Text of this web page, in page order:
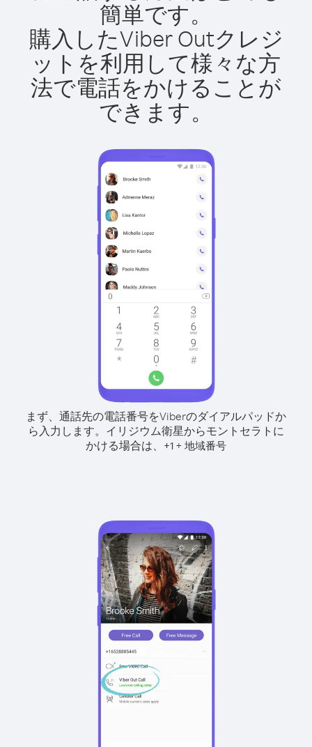
簡単です。
購入したViber Outクレジ
ットを利用して様々な方
法で電話をかけることが
できます。
まず、通話先の電話番号をViberのダイアルパッドか
ら入力します。 イリジウム衛星からモントセラトに
かける場合は、 +1 + 地域番号